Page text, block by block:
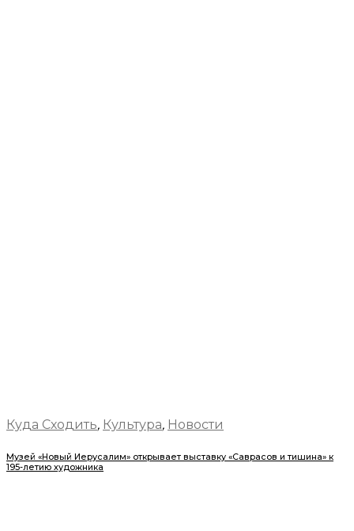
Куда Сходить, Культура, Новости
Музей «Новый Иерусалим» открывает выставку «Саврасов и тишина» к
195-летию художника